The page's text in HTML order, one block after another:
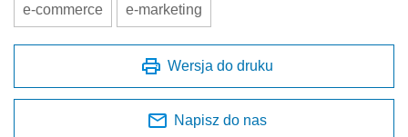
e-commerce e-marketing
Wersja do druku
Napisz do nas